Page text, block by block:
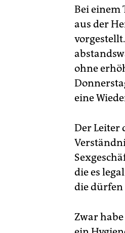
Bei einem
aus der
ohne
eine
Der Leiter
die es
die dürfen
Zwar